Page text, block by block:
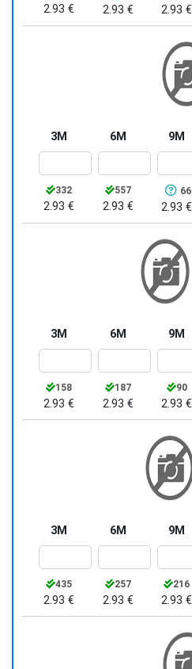
2.93 € 2.93 € 2.93 €
3M
332
2.93 €
6M
557
2.93 €
9M
66
2.93 €
3M
158
2.93 €
6M
187
2.93 €
9M
90
2.93 €
3M
435
2.93 €
6M
257
2.93 €
9M
216
2.93 €